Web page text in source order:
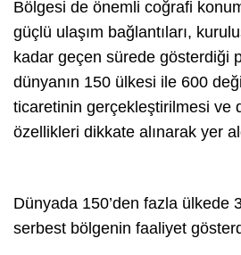
Bölgesi de önemli coğrafi
güçlü ulaşım bağlantıları,
kadar geçen sürede gösterdiği
dünyanın 150 ülkesi ile 600
ticaretinin gerçekleştirilmesi ve
özellikleri dikkate alınarak yer
Dünyada 150’den fazla ülkede
serbest bölgenin faaliyet